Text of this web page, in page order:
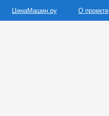
ЦенаМашин.ру
О проекте